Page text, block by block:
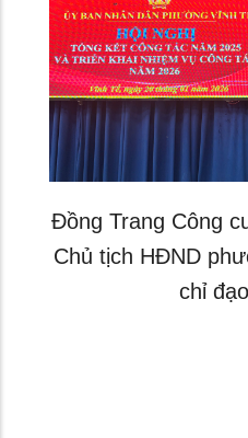
Đồng Trang Công
Chủ tịch HĐND
chỉ